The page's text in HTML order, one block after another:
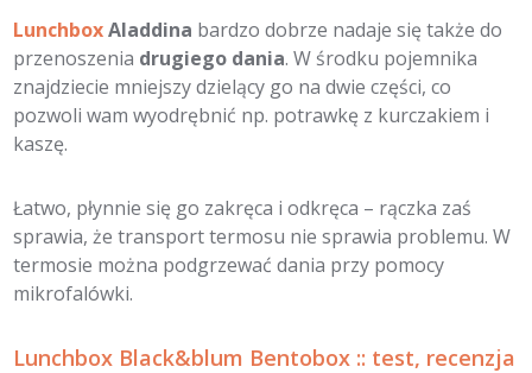
LunchboxAladdina bardzo dobrze nadaje się także do
przenoszenia drugiego dania. W środku pojemnika
znajdziecie mniejszy dzielący go na dwie części, co
pozwoli wam wyodrębnić np. potrawkę z kurczakiem i
kaszę.
Łatwo, płynnie się go zakręca i odkręca – rączka zaś
sprawia, że transport termosu nie sprawia problemu. W
termosie można podgrzewać dania przy pomocy
mikrofalówki.
Lunchbox Black&blum Bentobox :: test, recenzja